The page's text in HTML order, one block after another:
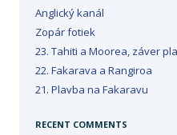
Anglický kanál
Zopár fotiek
23. Tahiti a Moorea, záver
22. Fakarava a Rangiroa
21. Plavba na Fakaravu
RECENT COMMENTS